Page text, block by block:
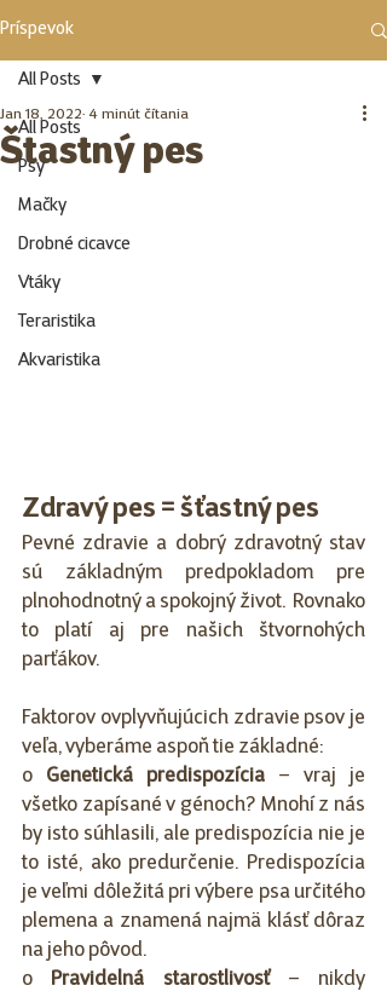
Príspevok
All Posts
Psy
Mačky
Drobné cicavce
Vtáky
Teraristika
Akvaristika
All Posts
Štastný pes
Jan 18, 2022 4 minút čítania
Zdravý pes = šťastný pes
Pevné zdravie a dobrý zdravotný stav
sú základným predpokladom pre
plnohodnotný a spokojný život.  Rovnako
to platí aj pre našich štvornohých
parťákov.
Faktorov ovplyvňujúcich zdravie psov je
veľa, vyberáme aspoň tie základné:
o Genetická predispozícia – vraj je
všetko zapísané v génoch? Mnohí z nás
by isto súhlasili, ale predispozícia nie je
to isté, ako predurčenie. Predispozícia
je veľmi dôležitá pri výbere psa určitého
plemena a znamená najmä klásť dôraz
na jeho pôvod.
o Pravidelná starostlivosť – nikdy